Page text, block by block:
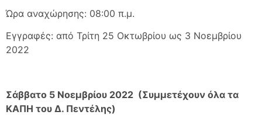
Ώρα αναχώρησης: 08:00 π.μ.
Εγγραφές: από Τρίτη 25 Οκτωβρίου ως 3 Νοεμβρίου
2022
Σάββατο 5 Νοεμβρίου 2022 (Συμμετέχουν όλα τα
ΚΑΠΗ του Δ. Πεντέλης)